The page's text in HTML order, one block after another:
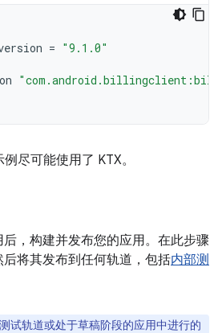
= "9.1.0"
尽可能使用了 KTX。
，构建并发布您的应用。在此步骤
后将其发布到任何轨道，包括内部测
试轨道或处于草稿阶段的应用中进行的